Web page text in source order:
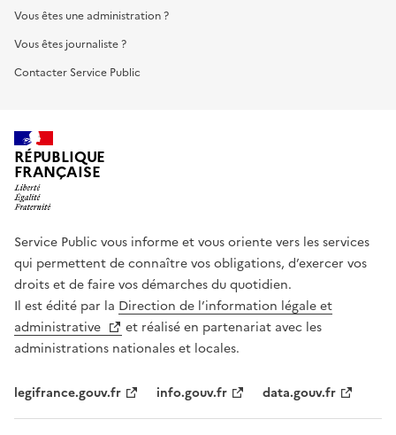
Vous êtes une administration ?
Vous êtes journaliste ?
Contacter Service Public
RÉPUBLIQUE
FRANÇAISE
Service Public vous informe et vous oriente vers les services
qui permettent de connaître vos obligations, d’exercer vos
droits et de faire vos démarches du quotidien.
Il est édité par la Direction de l’information légale et
administrative
et réalisé en partenariat avec les
administrations nationales et locales.
legifrance.gouv.fr info.gouv.fr data.gouv.fr